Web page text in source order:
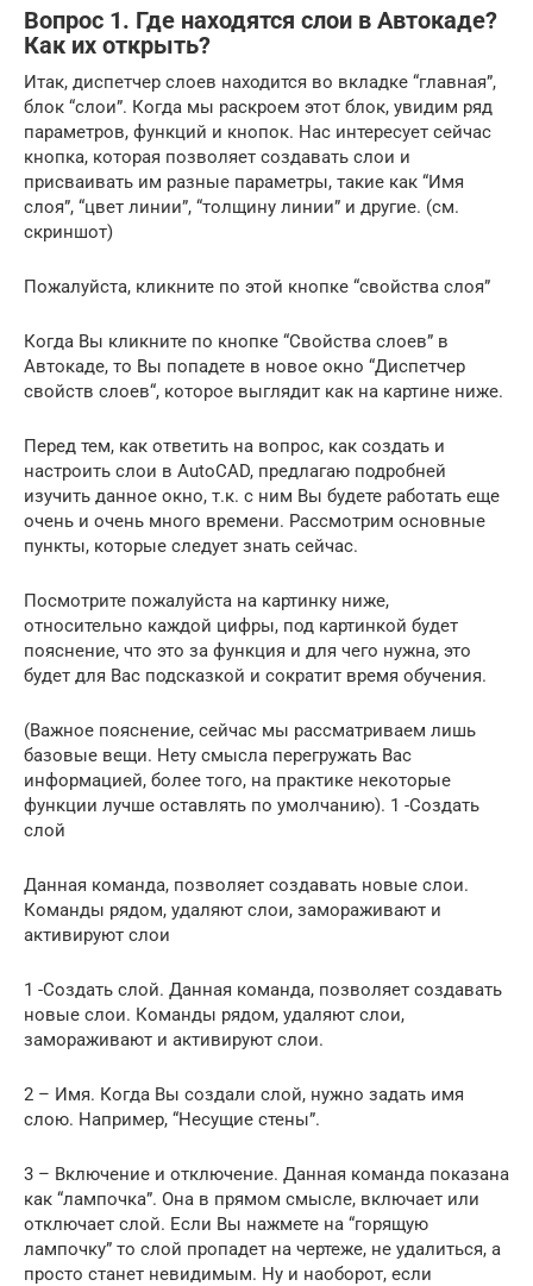
Вопрос 1. Где находятся слои в Автокаде?
Как их открыть?
Итак, диспетчер слоев находится во вкладке “главная”,
блок “слои”. Когда мы раскроем этот блок, увидим ряд
параметров, функций и кнопок. Нас интересует сейчас
кнопка, которая позволяет создавать слои и
присваивать им разные параметры, такие как “Имя
слоя”, “цвет линии”, “толщину линии” и другие. (см.
скриншот)
Пожалуйста, кликните по этой кнопке “свойства слоя”
Когда Вы кликните по кнопке “Свойства слоев” в
Автокаде, то Вы попадете в новое окно “Диспетчер
свойств слоев“, которое выглядит как на картине ниже.
Перед тем, как ответить на вопрос, как создать и
настроить слои в AutoCAD, предлагаю подробней
изучить данное окно, т.к. с ним Вы будете работать еще
очень и очень много времени. Рассмотрим основные
пункты, которые следует знать сейчас.
Посмотрите пожалуйста на картинку ниже,
относительно каждой цифры, под картинкой будет
пояснение, что это за функция и для чего нужна, это
будет для Вас подсказкой и сократит время обучения.
(Важное пояснение, сейчас мы рассматриваем лишь
базовые вещи. Нету смысла перегружать Вас
информацией, более того, на практике некоторые
функции лучше оставлять по умолчанию). 1 -Создать
слой
Данная команда, позволяет создавать новые слои.
Команды рядом, удаляют слои, замораживают и
активируют слои
1 -Создать слой. Данная команда, позволяет создавать
новые слои. Команды рядом, удаляют слои,
замораживают и активируют слои.
2 – Имя. Когда Вы создали слой, нужно задать имя
слою. Например, “Несущие стены”.
3 – Включение и отключение. Данная команда показана
как “лампочка”. Она в прямом смысле, включает или
отключает слой. Если Вы нажмете на “горящую
лампочку” то слой пропадет на чертеже, не удалиться, а
просто станет невидимым. Ну и наоборот, если